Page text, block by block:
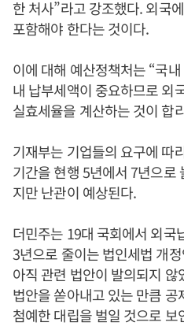
한 처사”라고 강조했다. 외국
포함해야 한다는 것이다.
이에 대해 예산정책처는 “국
내 납부세액이 중요하므로 외
실효세율을 계산하는 것이 합
기재부는 기업들의 요구에 따
기간을 현행 5년에서 7년으로
지만 난관이 예상된다.
더민주는 19대 국회에서 외국
3년으로 줄이는 법인세법 개
아직 관련 법안이 발의되지
법안을 쏟아내고 있는 만큼
첨예한 대립을 벌일 것으로 보